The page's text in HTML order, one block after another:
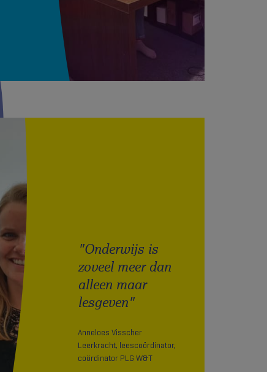
"Onderwijs is
zoveel meer dan
alleen maar
lesgeven"
Anneloes Visscher
Leerkracht, leescoördinator,
coördinator PLG W&T